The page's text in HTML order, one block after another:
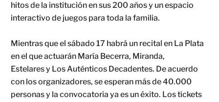
hitos de la institución en sus 200 años y un espacio
interactivo de juegos para toda la familia.
Mientras que el sábado 17 habrá un recital en La Plata
en el que actuarán María Becerra, Miranda,
Estelares y Los Auténticos Decadentes. De acuerdo
con los organizadores, se esperan más de 40.000
personas y la convocatoria ya es un éxito. Los tickets